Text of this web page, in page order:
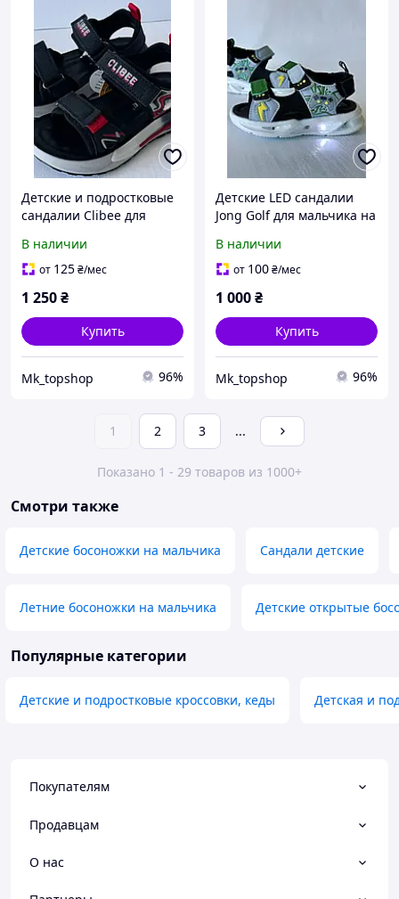
Детские и подростковые
сандалии Clibee для
черные на весну-лето, 26
размер
В наличии
от 125₴/мес
1 250₴
Купить
Mk_topshop 96%
Детские LED сандалии
Jong Golf для мальчика на
кожаной стелькой 14 см,
весна-лето 21 размер
В наличии
от 100₴/мес
1 000₴
Купить
Mk_topshop 96%
1 2 3 ...
Показано 1 - 29 товаров из 1000+
Смотри также
Детские босоножки на мальчика Сандали детские
Летние босоножки на мальчика Детские открытые
Популярные категории
Детские и подростковые кроссовки, кеды Детская и
Покупателям
Продавцам
О нас